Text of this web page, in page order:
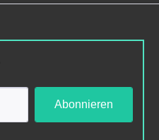
Abonnieren